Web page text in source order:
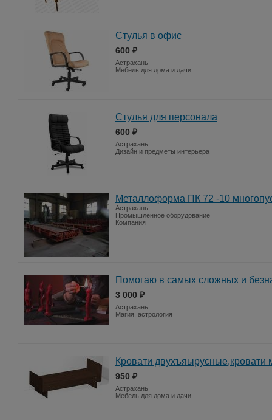
Стулья в офис
600 ₽
Астрахань
Мебель для дома и дачи
Стулья для персонала
600 ₽
Астрахань
Дизайн и предметы интерьера
Металлоформа ПК 72 -10
Астрахань
Промышленное оборудование
Компания
Помогаю в самых сложных и
3 000 ₽
Астрахань
Магия, астрология
Кровати двухъяырусные,кровати
950 ₽
Астрахань
Мебель для дома и дачи